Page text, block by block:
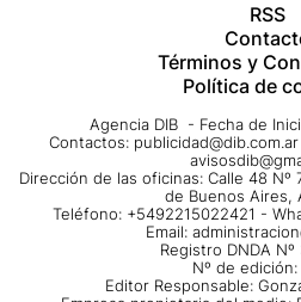
RSS
Términos y
Política de
Agencia DIB - Fecha de
Contactos: publicidad@dib.com.ar
Dirección de las oficinas: Calle 48 Nº
de Buenos Aires,
Teléfono: +5492215022421 -
Email:
Registro DNDA
Nº de
Editor Responsable: